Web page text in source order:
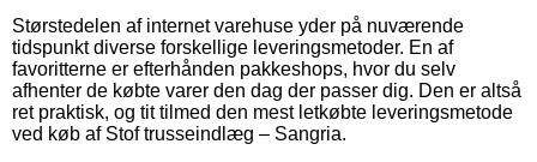
Størstedelen af internet varehuse yder på nuværende
tidspunkt diverse forskellige leveringsmetoder. En af
favoritterne er efterhånden pakkeshops, hvor du selv
afhenter de købte varer den dag der passer dig. Den er altså
ret praktisk, og tit tilmed den mest letkøbte leveringsmetode
ved køb af Stof trusseindlæg – Sangria.